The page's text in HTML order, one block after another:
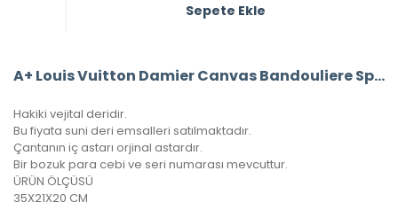
Sepete Ekle
A+ Louis Vuitton Damier Canvas Bandouliere Speedy 35’Lik Vejital Deri
Hakiki vejital deridir.
Bu fiyata suni deri emsalleri satılmaktadır.
Çantanın iç astarı orjinal astardır.
Bir bozuk para cebi ve seri numarası mevcuttur.
ÜRÜN ÖLÇÜSÜ
35X21X20 CM